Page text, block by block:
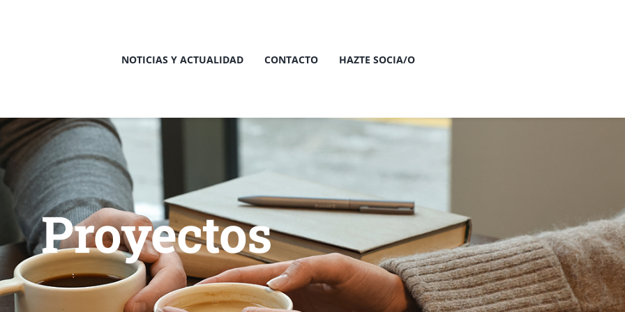
NOTICIAS Y ACTUALIDAD CONTACTO HAZTE SOCIA/O
Proyectos